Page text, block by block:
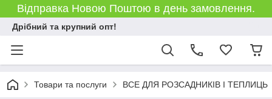
Відправка Новою Поштою в день замовлення.
Дрібний та крупний опт!
Товари та послуги ВСЕ ДЛЯ РОЗСАДНИКІВ І ТЕПЛИЦЬ